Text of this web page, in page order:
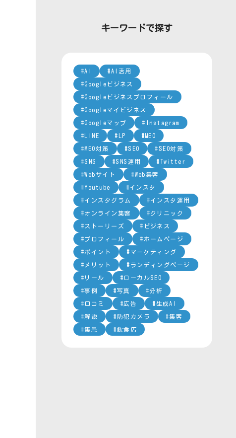
キーワードで探す
AI AI活用
Googleビジネス
Googleビジネスプロフィール
Googleマイビジネス
Googleマップ Instagram
LINE LP MEO
MEO対策 SEO SEO対策
SNS SNS運用 Twitter
Webサイト Web集客
Youtube インスタ
インスタグラム インスタ運用
オンライン集客 クリニック
ストーリーズ ビジネス
プロフィール ホームページ
ポイント マーケティング
メリット ランディングページ
リール ローカルSEO
事例 写真 分析
口コミ 広告 生成AI
解説 防犯カメラ 集客
集患 飲食店